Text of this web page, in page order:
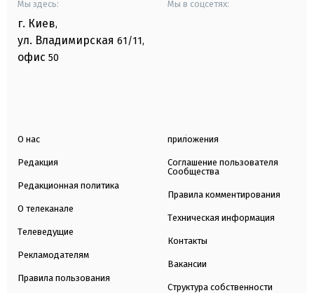
Мы здесь:
г. Киев,
ул. Владимирская 61/11,
офис 50
Мы в соцсетях:
О нас
Редакция
Редакционная политика
О телеканале
Телеведущие
Рекламодателям
Правила пользования
приложения
Соглашение пользователя
Сообщества
Правила комментирования
Техническая информация
Контакты
Вакансии
Структура собственности